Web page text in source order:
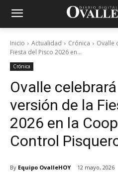
Inicio Actualidad Crónica
Ovalle
Fiesta del Pisco 2026 en...
Crónica
Ovalle
versión de la
2026 en la
Control
By Equipo OvalleHOY 12 mayo, 2026